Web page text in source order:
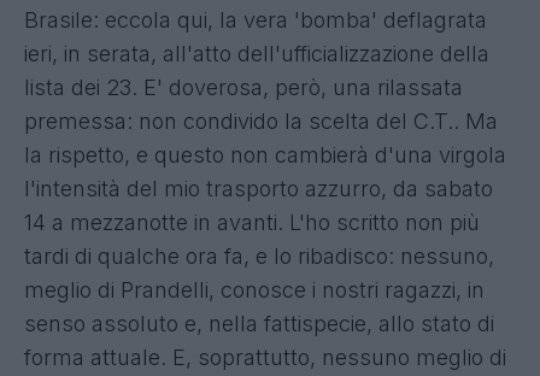
Brasile: eccola qui, la vera 'bomba' deflagrata
ieri, in serata, all'atto dell'ufficializzazione della
lista dei 23. E' doverosa, però, una rilassata
premessa: non condivido la scelta del C.T.. Ma
la rispetto, e questo non cambierà d'una virgola
l'intensità del mio trasporto azzurro, da sabato
14 a mezzanotte in avanti. L'ho scritto non più
tardi di qualche ora fa, e lo ribadisco: nessuno,
meglio di Prandelli, conosce i nostri ragazzi, in
senso assoluto e, nella fattispecie, allo stato di
forma attuale. E, soprattutto, nessuno meglio di